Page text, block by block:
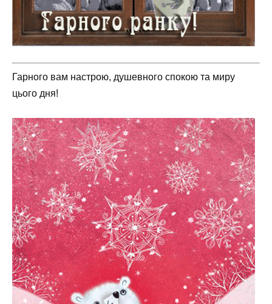
Гарного вам настрою, душевного спокою та миру
цього дня!